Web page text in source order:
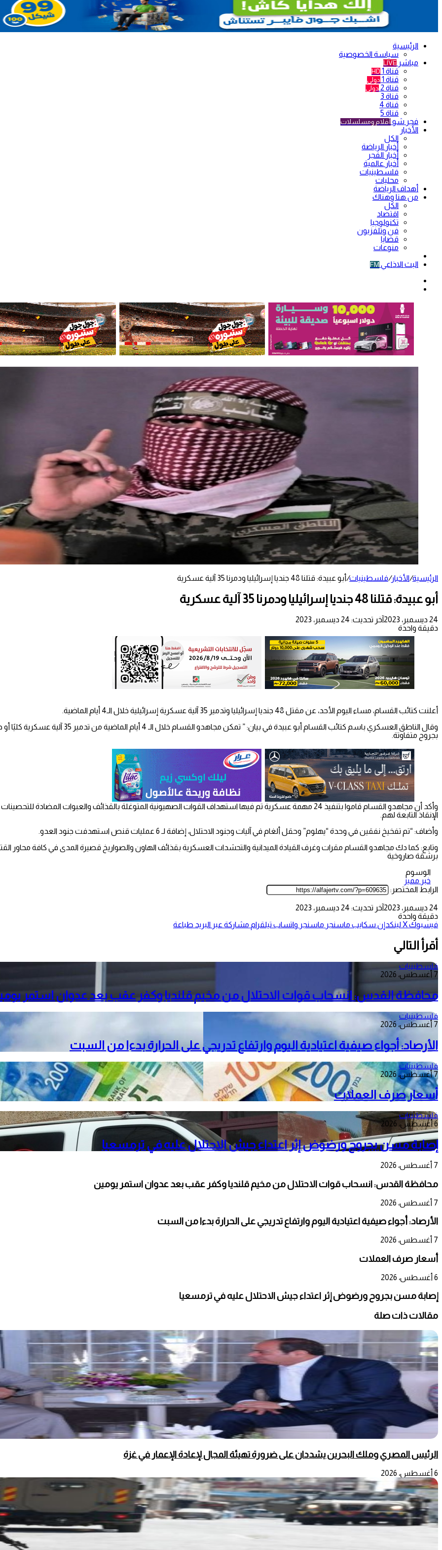
الرئيسية
سياسة الخصوصية
مباشر LIVE
قناة 1 HD
قناة 1 دولي
قناة 2 دولي
قناة 3
قناة 4
قناة 5
فجر شو أفلام ومسلسلات
الأخبار
الكل
أخبار الرياضة
أخبار الفجر
أخبار عالمية
فلسطينيات
محليات
أهداف الرياضة
من هنا وهناك
الكل
اقتصاد
تكنولوجيا
فن وتلفزيون
قضايا
منوعات
البث الاذاعي FM
الرئيسية/الأخبار/فلسطينيات/أبو عبيدة: قتلنا 48 جنديا إسرائيليا ودمرنا 35 آلية عسكرية
أبو عبيدة: قتلنا 48 جنديا إسرائيليا ودمرنا 35 آلية عسكرية
24 ديسمبر، 2023
آخر تحديث: 24 ديسمبر، 2023
دقيقة واحدة
أعلنت كتائب القسام، مساء اليوم الأحد، عن مقتل 48 جنديا إسرائيليا وتدمير 35 آلية عسكرية إسرائيلية خلال الـ4 أيام الماضية.
بجروح متفاوتة.
وأكد أن مجاهدو القسام قاموا بتنفيذ 24 مهمة عسكرية تم فيها استهداف القوات الصهيونية المتوغلة بالقذائف
الإنقاذ التابعة لهم.
وأضاف: “تم تفخيخ نفقين في وحدة “يهلوم” وحقل ألغام في آليات وجنود الاحتلال، إضافة لـ 6 عمليات قنص استهدفت جنود العدو.
وتابع: كما دك مجاهدو القسام مقرات وغرف القيادة الميدانية والتحشدات العسكرية بقذائف الهاون والصواريخ قصيرة المدى في كافة محاور
برشقة صاروخية
الوسوم
خبر مميز
الرابط المختصر:
24 ديسمبر، 2023
آخر تحديث: 24 ديسمبر، 2023
دقيقة واحدة
فيسبوك‫Xلينكدإن سكايب ماسنجر ماسنجر واتساب تيلقرام مشاركة عبر البريد طباعة
أقرأ التالي
فلسطينيات
7 أغسطس، 2026
محافظة القدس: انسحاب قوات الاحتلال من مخيم قلنديا وكفر عقب بعد عدوان استمر
فلسطينيات
7 أغسطس، 2026
الأرصاد: أجواء صيفية اعتيادية اليوم وارتفاع تدريجي على الحرارة بدءا من السبت
فلسطينيات
7 أغسطس، 2026
أسعار صرف العملات
فلسطينيات
6 أغسطس، 2026
إصابة مسن بجروح ورضوض إثر اعتداء جيش الاحتلال عليه في ترمسعيا
7 أغسطس، 2026
محافظة القدس: انسحاب قوات الاحتلال من مخيم قلنديا وكفر عقب بعد عدوان استمر يومين
7 أغسطس، 2026
الأرصاد: أجواء صيفية اعتيادية اليوم وارتفاع تدريجي على الحرارة بدءا من السبت
7 أغسطس، 2026
أسعار صرف العملات
6 أغسطس، 2026
إصابة مسن بجروح ورضوض إثر اعتداء جيش الاحتلال عليه في ترمسعيا
مقالات ذات صلة
الرئيس المصري وملك البحرين يشددان على ضرورة تهيئة المجال لإعادة الإعمار في غزة
6 أغسطس، 2026